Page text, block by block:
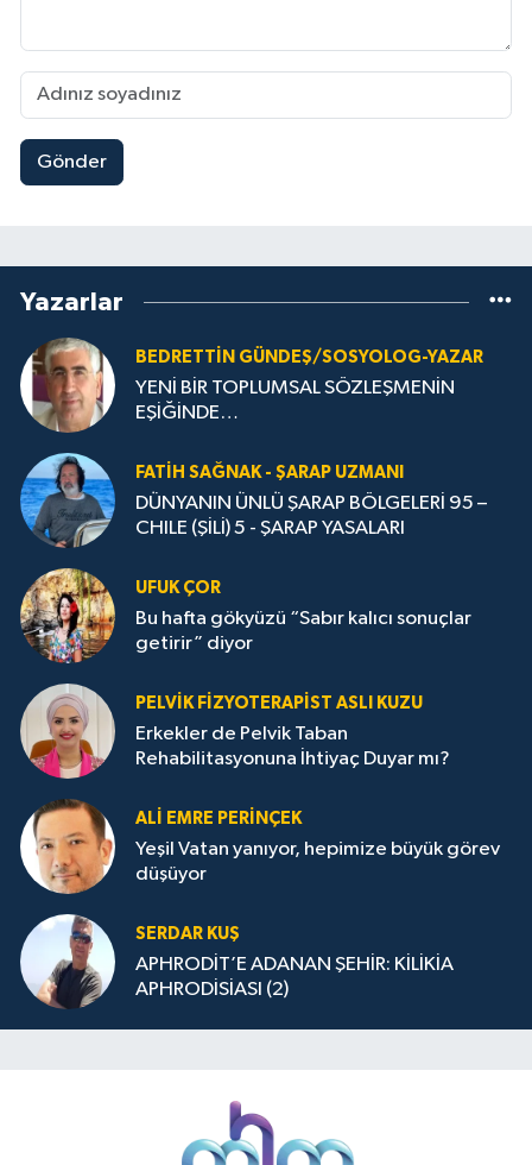
Gönder
Yazarlar
BEDRETTIN GÜNDEŞ/SOSYOLOG-YAZAR
YENİ BİR TOPLUMSAL SÖZLEŞMENİN
EŞİĞİNDE…
FATIH SAĞNAK - ŞARAP UZMANI
DÜNYANIN ÜNLÜ ŞARAP BÖLGELERİ 95 –
CHILE (ŞİLİ) 5 - ŞARAP YASALARI
UFUK ÇOR
Bu hafta gökyüzü “Sabır kalıcı sonuçlar
getirir” diyor
PELVIK FIZYOTERAPIST ASLI KUZU
Erkekler de Pelvik Taban
Rehabilitasyonuna İhtiyaç Duyar mı?
ALİ EMRE PERİNÇEK
Yeşil Vatan yanıyor, hepimize büyük görev
düşüyor
SERDAR KUŞ
APHRODİT’E ADANAN ŞEHİR: KİLİKİA
APHRODİSİASI (2)